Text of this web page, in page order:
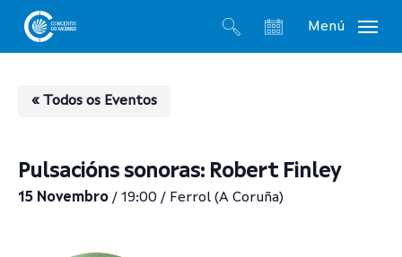
Menú
« Todos os Eventos
Pulsacións sonoras: Robert Finley
15 Novembro / 19:00 / Ferrol (A Coruña)